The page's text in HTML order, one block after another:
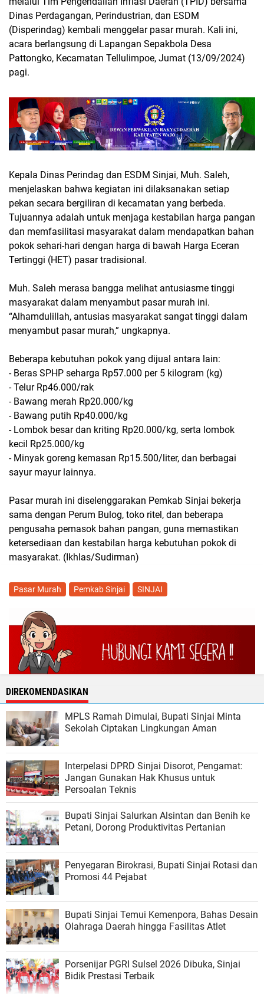
Dinas Perdagangan, Perindustrian, dan ESDM
(Disperindag) kembali menggelar pasar murah. Kali ini,
acara berlangsung di Lapangan Sepakbola Desa
Pattongko, Kecamatan Tellulimpoe, Jumat (13/09/2024)
pagi.
Kepala Dinas Perindag dan ESDM Sinjai, Muh. Saleh,
menjelaskan bahwa kegiatan ini dilaksanakan setiap
pekan secara bergiliran di kecamatan yang berbeda.
Tujuannya adalah untuk menjaga kestabilan harga pangan
dan memfasilitasi masyarakat dalam mendapatkan bahan
pokok sehari-hari dengan harga di bawah Harga Eceran
Tertinggi (HET) pasar tradisional.
Muh. Saleh merasa bangga melihat antusiasme tinggi
masyarakat dalam menyambut pasar murah ini.
“Alhamdulillah, antusias masyarakat sangat tinggi dalam
menyambut pasar murah,” ungkapnya.
Beberapa kebutuhan pokok yang dijual antara lain:
- Beras SPHP seharga Rp57.000 per 5 kilogram (kg)
- Telur Rp46.000/rak
- Bawang merah Rp20.000/kg
- Bawang putih Rp40.000/kg
- Lombok besar dan kriting Rp20.000/kg, serta lombok
kecil Rp25.000/kg
- Minyak goreng kemasan Rp15.500/liter, dan berbagai
sayur mayur lainnya.
Pasar murah ini diselenggarakan Pemkab Sinjai bekerja
sama dengan Perum Bulog, toko ritel, dan beberapa
pengusaha pemasok bahan pangan, guna memastikan
ketersediaan dan kestabilan harga kebutuhan pokok di
masyarakat. (Ikhlas/Sudirman)
Pasar Murah Pemkab Sinjai SINJAI
DIREKOMENDASIKAN
MPLS Ramah Dimulai, Bupati Sinjai Minta
Sekolah Ciptakan Lingkungan Aman
Interpelasi DPRD Sinjai Disorot, Pengamat:
Jangan Gunakan Hak Khusus untuk
Persoalan Teknis
Bupati Sinjai Salurkan Alsintan dan Benih ke
Petani, Dorong Produktivitas Pertanian
Penyegaran Birokrasi, Bupati Sinjai Rotasi dan
Promosi 44 Pejabat
Bupati Sinjai Temui Kemenpora, Bahas Desain
Olahraga Daerah hingga Fasilitas Atlet
Porsenijar PGRI Sulsel 2026 Dibuka, Sinjai
Bidik Prestasi Terbaik